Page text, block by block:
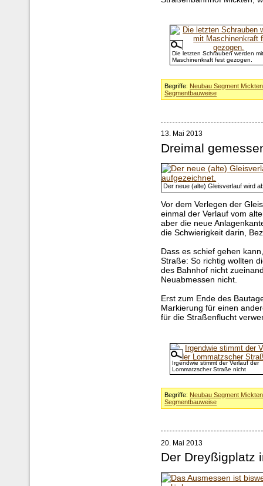
Die letzten Schrauben werden mit
Maschinenkraft fest gezogen.
Begriffe: Neubau Segment Mickten
Segmentbauweise
13. Mai 2013
Dreimal
Der neue (alte) Gleisverlauf wird
Vor dem Verlegen der
einmal der Verlauf vom
aber die neue
die Schwierigkeit darin,
Dass es schief gehen
Straße: So richtig wollten
des Bahnhof nicht
Neuabmessen nicht.
Erst zum Ende des
Markierung für einen
für die Straßenflucht
Irgendwie stimmt der Verlauf der
Lommatzscher Straße nicht
Begriffe: Neubau Segment Mickten
Segmentbauweise
20. Mai 2013
Der Dreyßigplatz